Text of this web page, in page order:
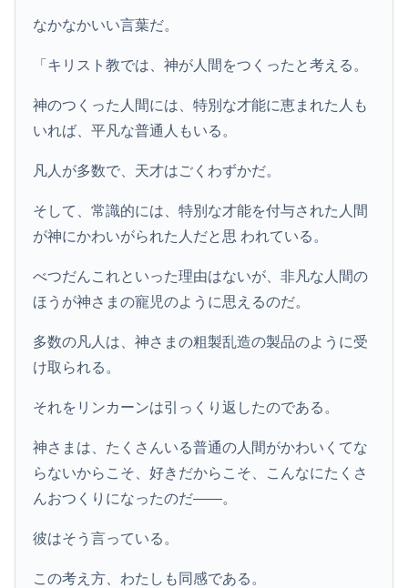
なかなかいい言葉だ。
「キリスト教では、神が人間をつくったと考える。
神のつくった人間には、特別な才能に恵まれた人も
いれば、平凡な普通人もいる。
凡人が多数で、天才はごくわずかだ。
そして、常識的には、特別な才能を付与された人間
が神にかわいがられた人だと思 われている。
べつだんこれといった理由はないが、非凡な人間の
ほうが神さまの寵児のように思えるのだ。
多数の凡人は、神さまの粗製乱造の製品のように受
け取られる。
それをリンカーンは引っくり返したのである。
神さまは、たくさんいる普通の人間がかわいくてな
らないからこそ、好きだからこそ、こんなにたくさ
んおつくりになったのだ――。
彼はそう言っている。
この考え方、わたしも同感である。